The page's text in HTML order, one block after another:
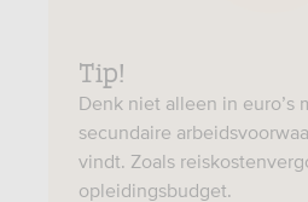
Tip!
Denk niet alleen in euro’s
secundaire
vindt. Zoals
opleidingsbudget.